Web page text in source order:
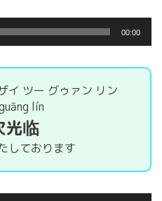
00:00
イ ツー グゥァン リン
lín
光临
しております